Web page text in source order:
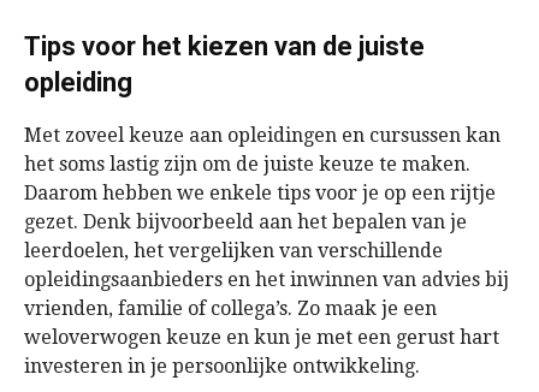
Tips voor het kiezen van de juiste
opleiding
Met zoveel keuze aan opleidingen en cursussen kan
het soms lastig zijn om de juiste keuze te maken.
Daarom hebben we enkele tips voor je op een rijtje
gezet. Denk bijvoorbeeld aan het bepalen van je
leerdoelen, het vergelijken van verschillende
opleidingsaanbieders en het inwinnen van advies bij
vrienden, familie of collega’s. Zo maak je een
weloverwogen keuze en kun je met een gerust hart
investeren in je persoonlijke ontwikkeling.